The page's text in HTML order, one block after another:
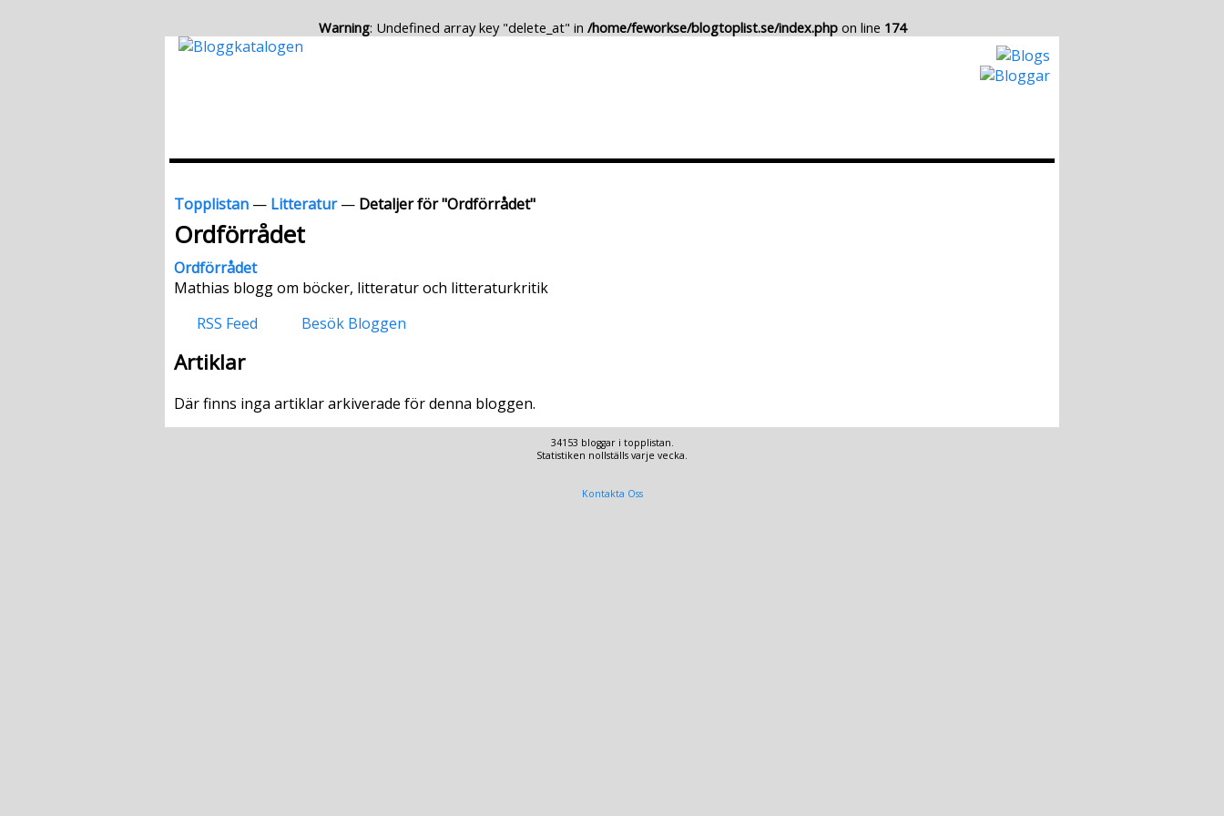
Warning: Undefined array key "delete_at" in /home/feworkse/blogtoplist.se/index.phpon line 174
Topplistan — Litteratur— Detaljer för "Ordförrådet"
Ordförrådet
Ordförrådet
Mathias blogg om böcker, litteratur och litteraturkritik
RSS Feed
Besök Bloggen
Artiklar
Där finns inga artiklar arkiverade för denna bloggen.
34153 bloggar i topplistan.
Statistiken nollställs varje vecka.
Kontakta Oss